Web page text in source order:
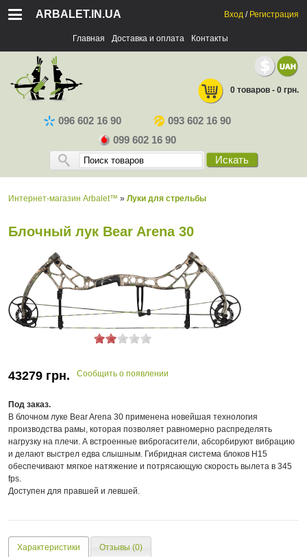
ARBALET.IN.UA
Главная Доставка и оплата Контакты
Вход / Регистрация
096 602 16 90
093 602 16 90
099 602 16 90
Искать
0 товаров - 0 грн.
Интернет-магазин Arbalet™ » Луки для стрельбы
Блочный лук Bear Arena 30
43279 грн. Сообщить о появлении
Под заказ.
В блочном луке Bear Arena 30 применена новейшая технология
производства рамы, которая позволяет равномерно распределять
нагрузку на плечи. А встроенные виброгасители, абсорбируют вибрацию
и делают выстрел едва слышным. Гибридная система блоков H15
обеспечивают мягкое натяжение и потрясающую скорость вылета в 345
fps.
Доступен для правшей и левшей.
Характеристики Отзывы (0)